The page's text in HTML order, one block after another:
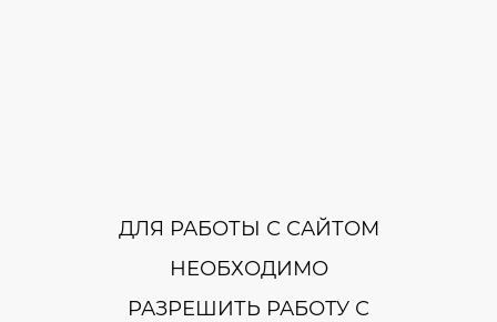
ДЛЯ РАБОТЫ С САЙТОМ
НЕОБХОДИМО
РАЗРЕШИТЬ РАБОТУ С